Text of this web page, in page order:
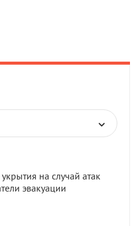
на случай атак
эвакуации